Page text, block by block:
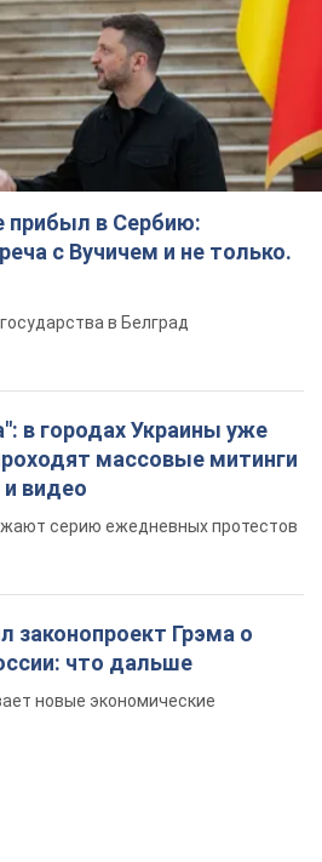
прибыл в Сербию:
с Вучичем и не только.
в Белград
в городах Украины уже
массовые митинги
видео
серию ежедневных протестов
законопроект Грэма о
что дальше
новые экономические